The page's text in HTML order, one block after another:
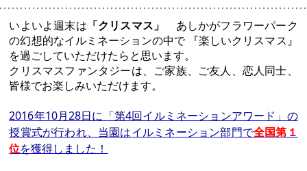
いよいよ週末は 「クリスマス」 あしかがフラワーパーク
の幻想的なイルミネーションの中で 『楽しいクリスマス』
を過ごしていただけたらと思います。
クリスマスファンタジーは、ご家族、ご友人、恋人同士、
皆様でお楽しみいただけます。
2016年10月28日に「第4回イルミネーションアワード」の
授賞式が行われ、当園はイルミネーション部門で全国第１
位を獲得しました！